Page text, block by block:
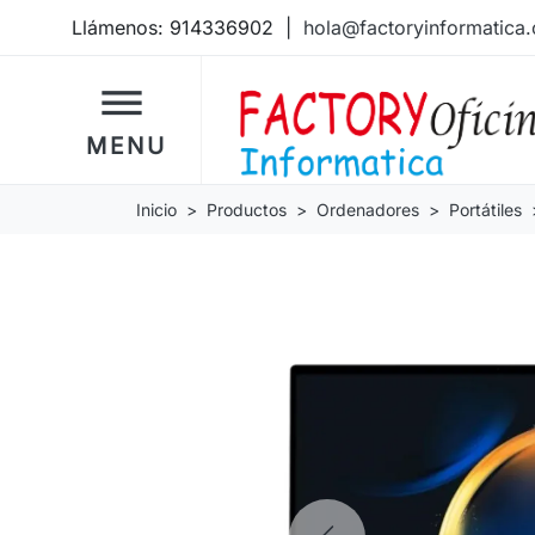
Llámenos: 914336902
dehaze
MENU
Inicio Productos Ordenadores Portátiles